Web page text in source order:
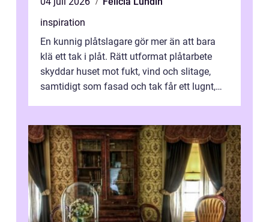
inspiration
En kunnig plåtslagare gör mer än att bara
klä ett tak i plåt. Rätt utformat plåtarbete
skyddar huset mot fukt, vind och slitage,
samtidigt som fasad och tak får ett lugnt,